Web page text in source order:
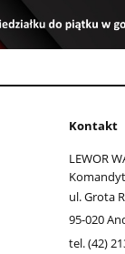
Kontakt
LEWOR
ul. Grota
95-020
tel. (42)